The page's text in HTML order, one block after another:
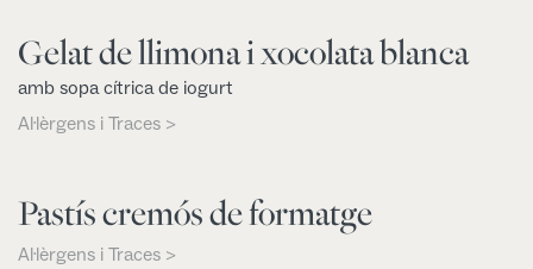
Gelat de llimona i xocolata blanca
amb sopa cítrica de iogurt
Al·lèrgens i Traces >
Pastís cremós de formatge
Al·lèrgens i Traces >